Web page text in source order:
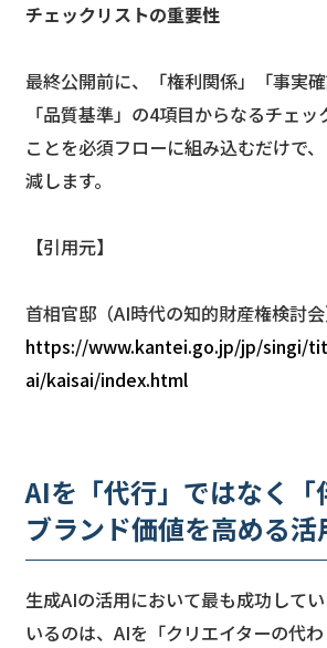
チェックリストの重要性
最終公開前に、「権利関係」「事実確
「品質基準」の4項目からなるチェ
ことを必須フローに組み込むだけで
減します。
【引用元】
首相官邸（AI時代の知的財産権検討会
https://www.kantei.go.jp/jp/singi/
ai/kaisai/index.html
AIを「代行」ではなく「
ブランド価値を高める活
生成AIの活用において最も成功して
いるのは、AIを「クリエイターの代